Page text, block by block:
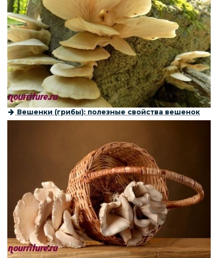
Вешенки (грибы): полезные свойства вешенок